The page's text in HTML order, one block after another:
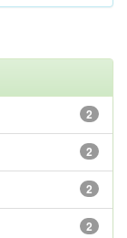
2
2
2
2